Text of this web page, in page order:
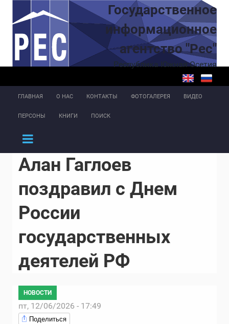
Перейти к основному содержаниюГосударственное
информационное
агентство "Рес"
Республика Южная Осетия
ГЛАВНАЯ О НАС КОНТАКТЫ ФОТОГАЛЕРЕЯ ВИДЕО
ПЕРСОНЫ КНИГИ ПОИСК
Алан Гаглоев
поздравил с Днем
России
государственных
деятелей РФ
НОВОСТИ
пт, 12/06/2026 - 17:49
Поделиться